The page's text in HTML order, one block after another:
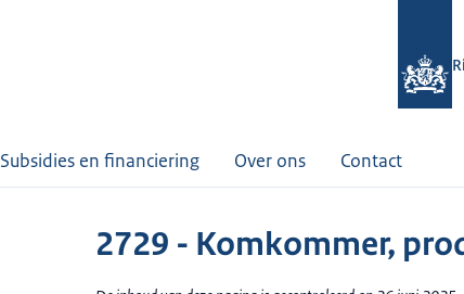
Subsidies en financiering Over ons Contact
2729 - Komkommer,